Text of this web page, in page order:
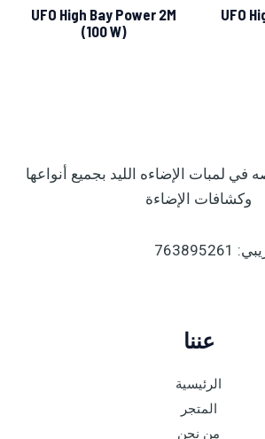
UFO
UFO High Bay Power 2M
(100 W)
لمبات الإضاءه الليد بجميع أنواعها
وكشافات الإضاءة
عننا
الرئيسية
المتجر
من نحن